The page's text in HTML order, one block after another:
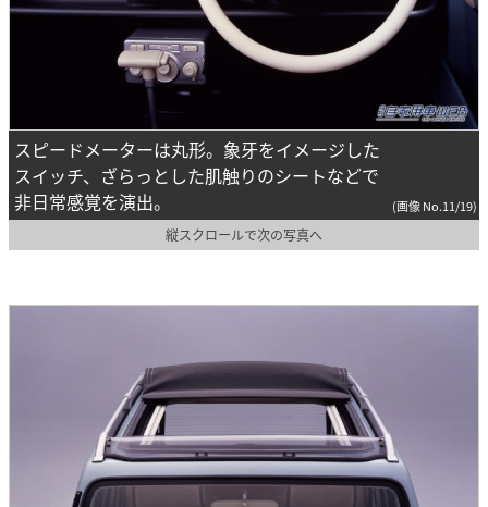
スピードメーターは丸形。象牙をイメージした
スイッチ、ざらっとした肌触りのシートなどで
非日常感覚を演出。
(画像 No.11/19)
縦スクロールで次の写真へ